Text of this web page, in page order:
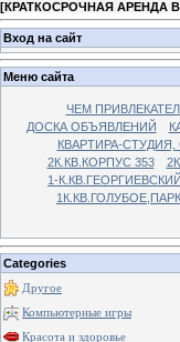
[КРАТКОСРОЧНАЯ АРЕНДА В
Вход на сайт
Меню сайта
ЧЕМ
ДОСКА ОБЪЯВЛЕНИЙ
КВАРТИРА-СТУДИЯ,
2К.КВ.КОРПУС 353
1-
Categories
Другое
Компьютерные игры
Красота и здоровье